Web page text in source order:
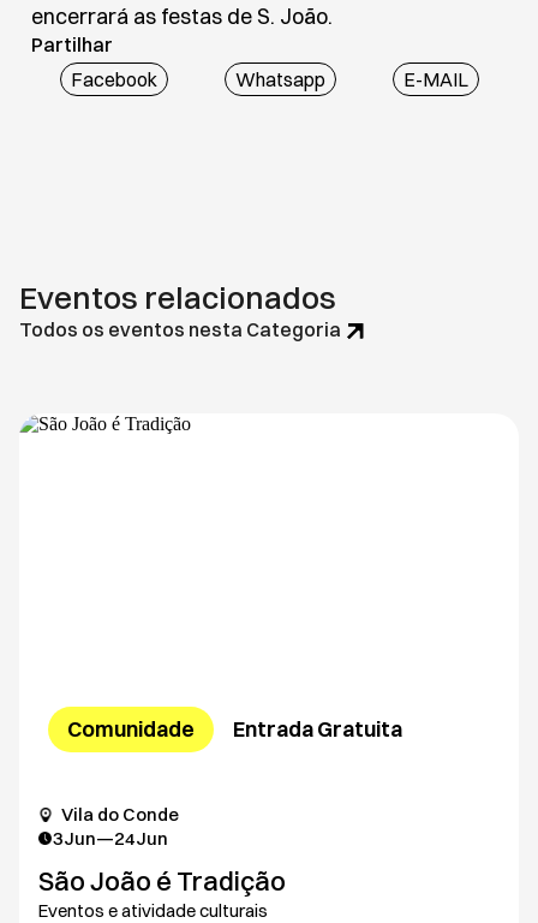
encerrará as festas de S. João.
Partilhar
Facebook
Whatsapp E-MAIL
Eventos relacionados
Todos os eventos nesta Categoria
Comunidade Entrada Gratuita
Vila do Conde
3Jun—24Jun
São João é Tradição
Eventos e atividade culturais